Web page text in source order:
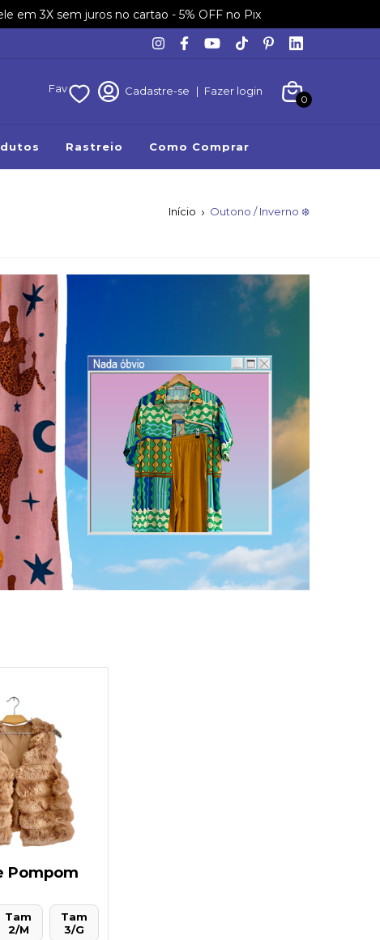
em 3X sem juros no cartao - 5% OFF no Pix
Fav Cadastre-se | Fazer login
0
Rastreio Como Comprar
Início Outono / Inverno ❄️
Pompom
Tam
2/M
Tam
3/G